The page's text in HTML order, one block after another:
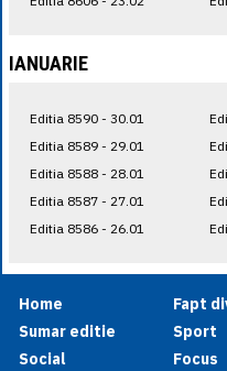
IANUARIE
Editia 8590 - 30.01
Editia 8589 - 29.01
Editia 8588 - 28.01
Editia 8587 - 27.01
Editia 8586 - 26.01
Home
Sumar editie
Social
Fapt
Sport
Focus